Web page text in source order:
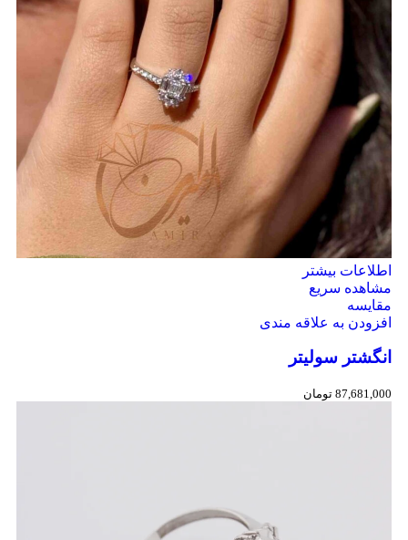
اطلاعات بیشتر
مشاهده سریع
مقایسه
افزودن به علاقه مندی
انگشتر سولیتر
87,681,000 تومان